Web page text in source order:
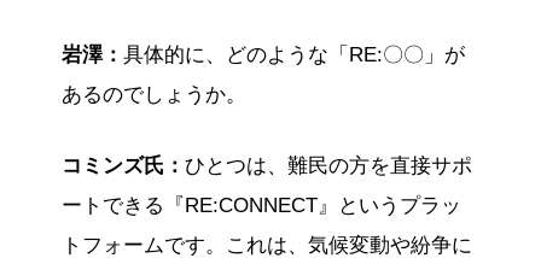
岩澤： 具体的に、どのような「RE:〇〇」が
あるのでしょうか。
コミンズ氏： ひとつは、難民の方を直接サポ
ートできる『RE:CONNECT』というプラッ
トフォームです。これは、気候変動や紛争に